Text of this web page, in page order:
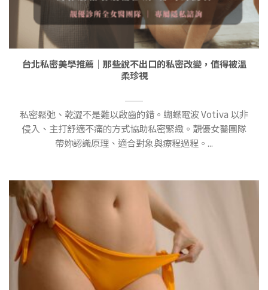
台北私密美學推薦｜那些說不出口的私密改變，值得被溫
柔珍視
私密鬆弛、乾澀不是難以啟齒的錯。蝴蝶電波 Votiva 以非
侵入、主打舒適不痛的方式協助私密緊緻。靚優女醫團隊
帶妳認識原理、適合對象與療程過程。...